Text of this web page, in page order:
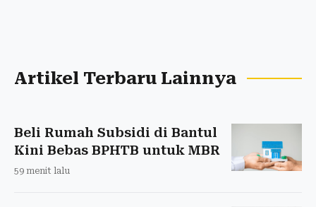
Artikel Terbaru Lainnya
Beli Rumah Subsidi di Bantul
Kini Bebas BPHTB untuk MBR
59 menit lalu